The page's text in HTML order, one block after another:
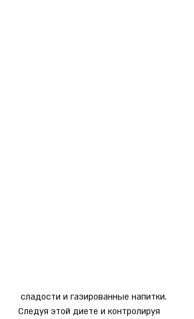
Следуя этой диете и контролируя